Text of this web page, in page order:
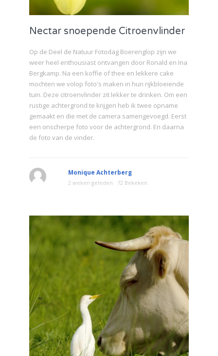
Nectar snoepende Citroenvlinder
Op de Deel de Natuur Fotodag Boerenglop zijn we
weer heel enthousiast ontvangen door Ronald en Ina
Bergkamp. Na een koffie of thee en lekkere cake
mochten we volop foto's maken in hun rijkbloeiende
tuin. Deze citroenvlinder zit lekker te drinken. Om een
rustige achtergrond te krijgen heb ik twee opname
gemaakt en die met de camera samengevoegd. Eerst
een onscherpe foto voor de achtergrond. En daarna
de foto van de vinder.
Monique Achterberg
2 weken geleden 72 Bekeken